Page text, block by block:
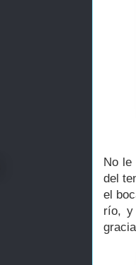
No le
del
el
río, y